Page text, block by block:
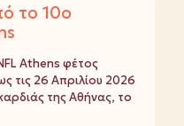
το 10ο
Athens φέτος
τις 26 Απριλίου 2026
της Αθήνας, το